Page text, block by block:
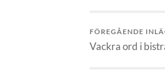
FÖREGÅENDE
Vackra ord i